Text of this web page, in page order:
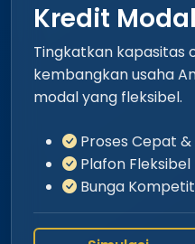
Kredit
Tingkatkan kapasitas
kembangkan usaha
modal yang fleksibel.
Proses Cepat
Plafon Fleksibel
Bunga